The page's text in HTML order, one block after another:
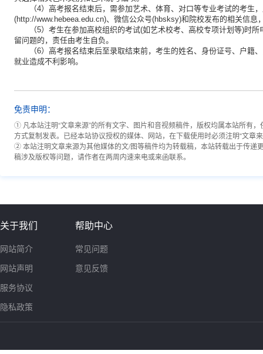
（4）高考报名结束后，需参加艺术、体育、对口等专业考试的考生
(http://www.hebeea.edu.cn)、微信公众号(hbsksy)和院校发布的相关信
（5）考生在参加高校组织的考试(如艺术校考、高校专项计划等)时
留问题的，责任由考生自负。
（6）高考报名结束后至录取结束前，考生的姓名、身份证号、户
就业造成不利影响。
免责申明：
① 凡本站注明“文章来源”的所有文字、图片和音视频稿件，版权均属本站所有
方式复制发表。已经本站协议授权的媒体、网站，在下载使用时必须注明“文章
② 本站注明文章来源为其他媒体的文/图等稿件均为转载稿，本站转载出于传递
稿涉及版权等问题，请作者在两周内速来电或来函联系。
关于我们
网站简介
网站声明
服务协议
隐私政策
帮助中心
常见问题
意见反馈